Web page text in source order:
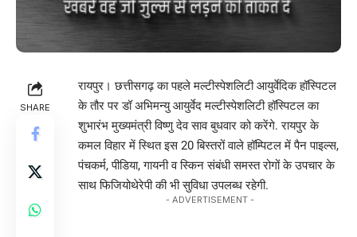
SHARE
रायपुर। छत्तीसगढ़ का पहले मल्टीस्पेशलिटी आयुर्वेदिक हॉस्पिटल
के तौर पर डॉ अभिमन्यु आयुर्वेद मल्टीस्पेशलिटी हॉस्पिटल का
शुभारंभ मुख्यमंत्री विष्णु देव साव बुधवार को करेंगे. रायपुर के
कमल विहार में स्थित इस 20 बिस्तरों वाले हॉम्पिटल में पैन पाइल्स,
पंचकर्म, पीडिया, गायनी व स्किन संबंधी समस्त रोगों के उपचार के
साथ फिजियोथेरेपी की भी सुविधा उपलब्ध रहेगी.
- ADVERTISEMENT -